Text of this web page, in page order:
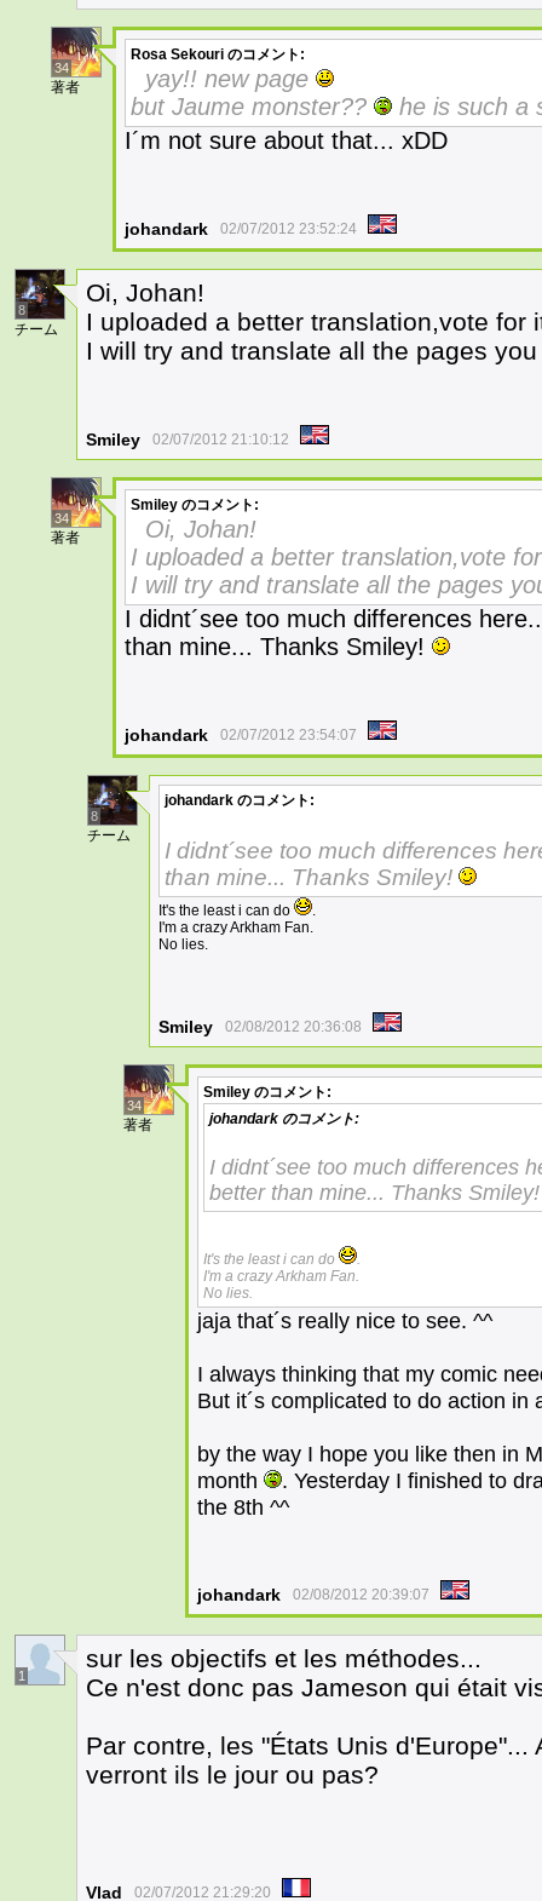
34
著者
Rosa Sekouri のコメント:
yay!! new page
but Jaume monster??
he is such a
I´m not sure about that... xDD
johandark 02/07/2012 23:52:24
8
チーム
Oi, Johan!
I uploaded a better translation,vote for
I will try and translate all the pages
Smiley 02/07/2012 21:10:12
34
著者
Smiley のコメント:
Oi, Johan!
I uploaded a better translation,vote
I will try and translate all the pages
I didnt´see too much differences
than mine... Thanks Smiley!
johandark 02/07/2012 23:54:07
8
チーム
johandark のコメント:
I didnt´see too much differences
than mine... Thanks Smiley!
It's the least i can do
.
I'm a crazy Arkham Fan.
No lies.
Smiley 02/08/2012 20:36:08
34
著者
Smiley のコメント:
johandark のコメント:
I didnt´see too much differences
better than mine... Thanks
It's the least i can do
.
I'm a crazy Arkham Fan.
No lies.
jaja that´s really nice to see. ^^
I always thinking that my comic
But it´s complicated to do action in
by the way I hope you like then in
month
. Yesterday I finished to
the 8th ^^
johandark 02/08/2012 20:39:07
1
sur les objectifs et les méthodes...
Ce n'est donc pas Jameson qui était
Par contre, les "États Unis
verront ils le jour ou pas?
Vlad 02/07/2012 21:29:20